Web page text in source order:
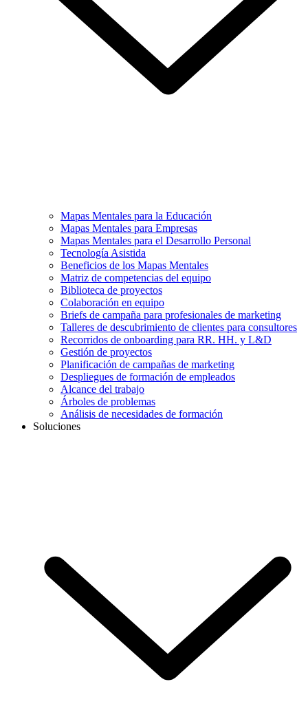
Mapas Mentales para la Educación
Mapas Mentales para Empresas
Mapas Mentales para el Desarrollo Personal
Tecnología Asistida
Beneficios de los Mapas Mentales
Matriz de competencias del equipo
Biblioteca de proyectos
Colaboración en equipo
Briefs de campaña para profesionales de marketing
Talleres de descubrimiento de clientes para consultores
Recorridos de onboarding para RR. HH. y L&D
Gestión de proyectos
Planificación de campañas de marketing
Despliegues de formación de empleados
Alcance del trabajo
Árboles de problemas
Análisis de necesidades de formación
Soluciones